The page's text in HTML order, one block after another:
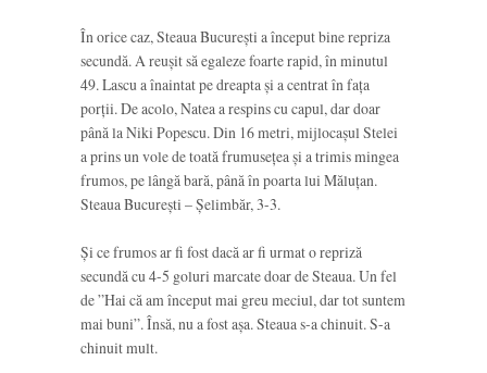
În orice caz, Steaua București a început bine repriza
secundă. A reușit să egaleze foarte rapid, în minutul
49. Lascu a înaintat pe dreapta și a centrat în fața
porții. De acolo, Natea a respins cu capul, dar doar
până la Niki Popescu. Din 16 metri, mijlocașul Stelei
a prins un vole de toată frumusețea și a trimis mingea
frumos, pe lângă bară, până în poarta lui Măluțan.
Steaua București – Șelimbăr, 3-3.
Și ce frumos ar fi fost dacă ar fi urmat o repriză
secundă cu 4-5 goluri marcate doar de Steaua. Un fel
de ”Hai că am început mai greu meciul, dar tot suntem
mai buni”. Însă, nu a fost așa. Steaua s-a chinuit. S-a
chinuit mult.